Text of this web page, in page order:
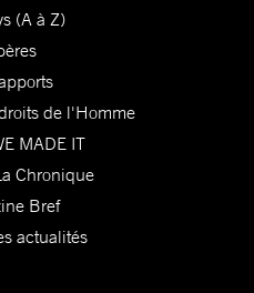
(A à Z)
de l'Homme
MADE IT
Chronique
Bref
actualités